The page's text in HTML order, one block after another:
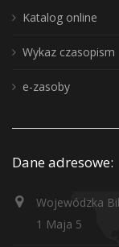
Katalog online
Wykaz czasopism
e-zasoby
Dane adresowe:
Wojewódzka
1 Maja 5